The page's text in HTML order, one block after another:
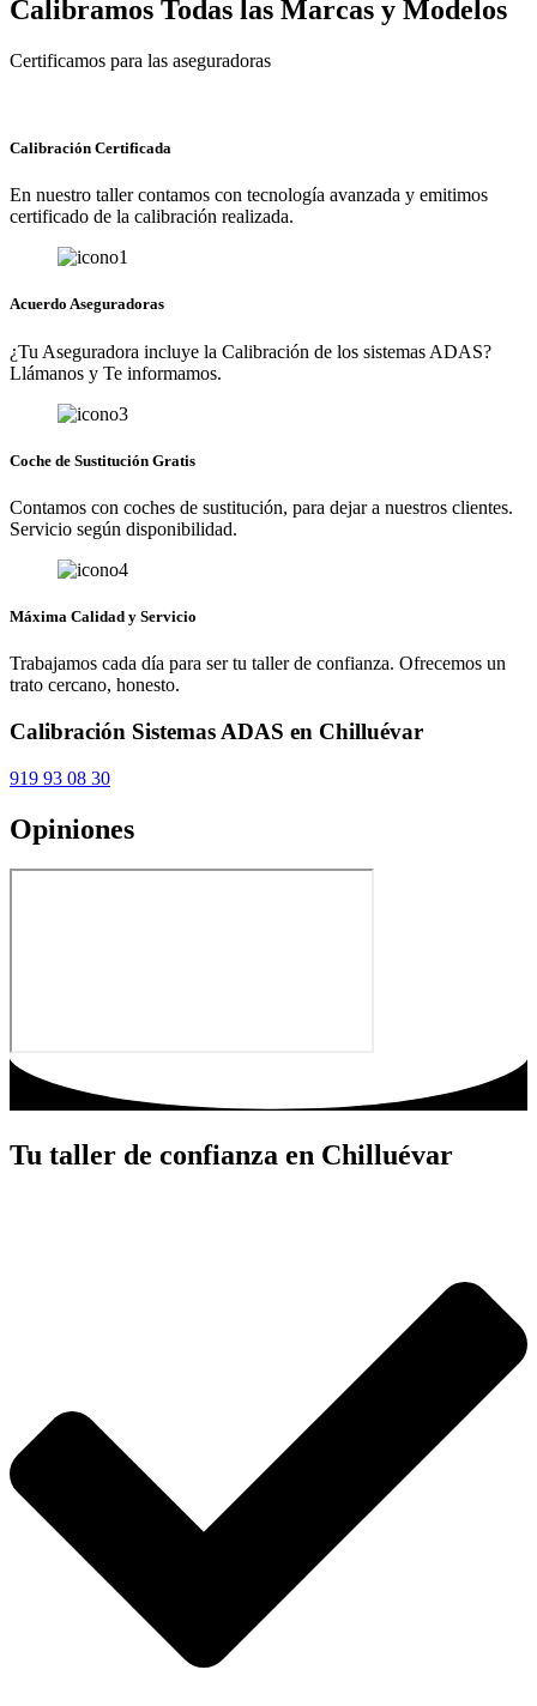
Calibramos Todas las Marcas y Modelos
Certificamos para las aseguradoras
Calibración Certificada
En nuestro taller contamos con tecnología avanzada y emitimos
certificado de la calibración realizada.
Acuerdo Aseguradoras
¿Tu Aseguradora incluye la Calibración de los sistemas ADAS?
Llámanos y Te informamos.
Coche de Sustitución Gratis
Contamos con coches de sustitución, para dejar a nuestros clientes.
Servicio según disponibilidad.
Máxima Calidad y Servicio
Trabajamos cada día para ser tu taller de confianza. Ofrecemos un
trato cercano, honesto.
Calibración Sistemas ADAS en Chilluévar
919 93 08 30
Opiniones
Tu taller de confianza en Chilluévar